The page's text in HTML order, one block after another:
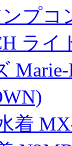
プコ
ラ
着